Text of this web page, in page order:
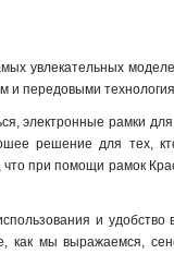
увлекательных
и передовыми
электронные рамки
решение для тех,
при помощи рамок
и удобство
как мы выражаемся,